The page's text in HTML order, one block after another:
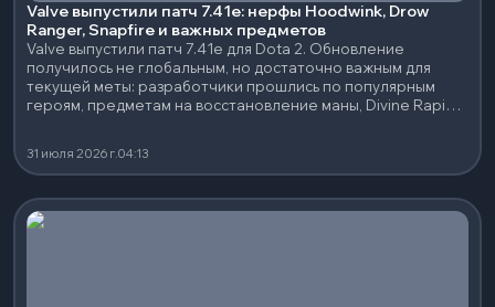
Valve выпустили патч 7.41e: нерфы Hoodwink, Drow
Ranger, Snapfire и важных предметов
Valve выпустили патч 7.41e для Dota 2. Обновление
получилось не глобальным, но достаточно важным для
текущей меты: разработчики прошлись по популярным
героям, предметам на восстановление маны, Divine Rapier
31 июля 2026 г.04:13